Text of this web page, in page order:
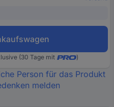
(30 Tage mit )
Person für das Produkt
melden